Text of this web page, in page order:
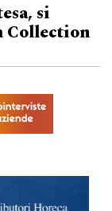
si
Collection